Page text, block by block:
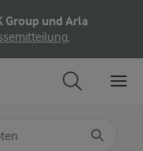
Group und Arla